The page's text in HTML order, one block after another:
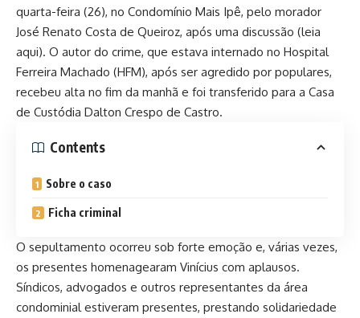
quarta-feira (26), no Condomínio Mais Ipê, pelo morador
José Renato Costa de Queiroz, após uma discussão (leia
aqui). O autor do crime, que estava internado no Hospital
Ferreira Machado (HFM), após ser agredido por populares,
recebeu alta no fim da manhã e foi transferido para a Casa
de Custódia Dalton Crespo de Castro.
Contents
Sobre o caso
Ficha criminal
O sepultamento ocorreu sob forte emoção e, várias vezes,
os presentes homenagearam Vinícius com aplausos.
Síndicos, advogados e outros representantes da área
condominial estiveram presentes, prestando solidariedade